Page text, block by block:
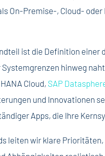
On-Premise-, Cloud-
ist die Definition einer
Systemgrenzen hinweg
Cloud, SAP
und Innovationen
Apps, die Ihre
leiten wir klare